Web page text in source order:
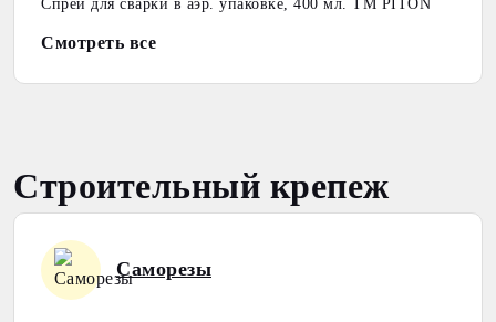
Спрей для сварки в аэр. упаковке, 400 мл. ТМ PITON
Смотреть все
Строительный крепеж
Саморезы